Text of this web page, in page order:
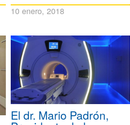
10 enero, 2018
El dr. Mario Padrón,